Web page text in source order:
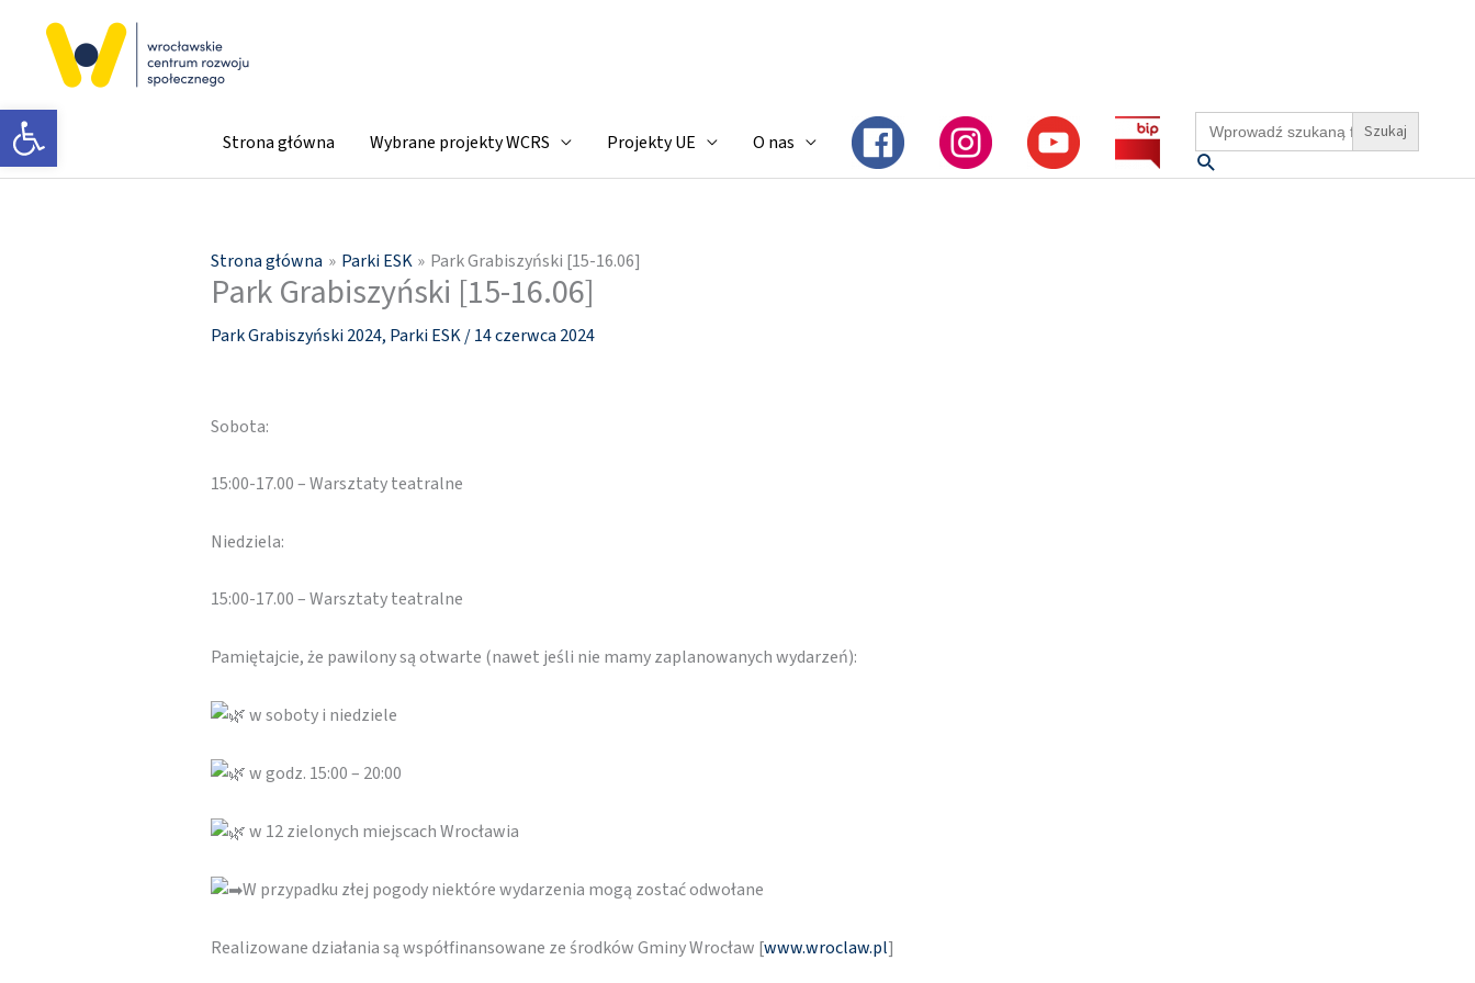
Otwórz pasek narzędzi Strona główna Wybrane projekty WCRS Projekty UE O nas
Search
for:
Szukaj
Strona główna Parki ESK Park Grabiszyński [15-16.06]
Park Grabiszyński [15-16.06]
Park Grabiszyński 2024, Parki ESK/14 czerwca 2024
Sobota:
15:00-17.00 – Warsztaty teatralne
Niedziela:
15:00-17.00 – Warsztaty teatralne
Pamiętajcie, że pawilony są otwarte (nawet jeśli nie mamy zaplanowanych wydarzeń):
w soboty i niedziele
w godz. 15:00 – 20:00
w 12 zielonych miejscach Wrocławia
W przypadku złej pogody niektóre wydarzenia mogą zostać odwołane
Realizowane działania są współfinansowane ze środków Gminy Wrocław [www.wroclaw.pl]